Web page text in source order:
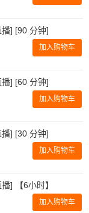
] [90 分钟]
加入购物车
] [60 分钟]
加入购物车
] [30 分钟]
加入购物车
] 【6小时】
加入购物车